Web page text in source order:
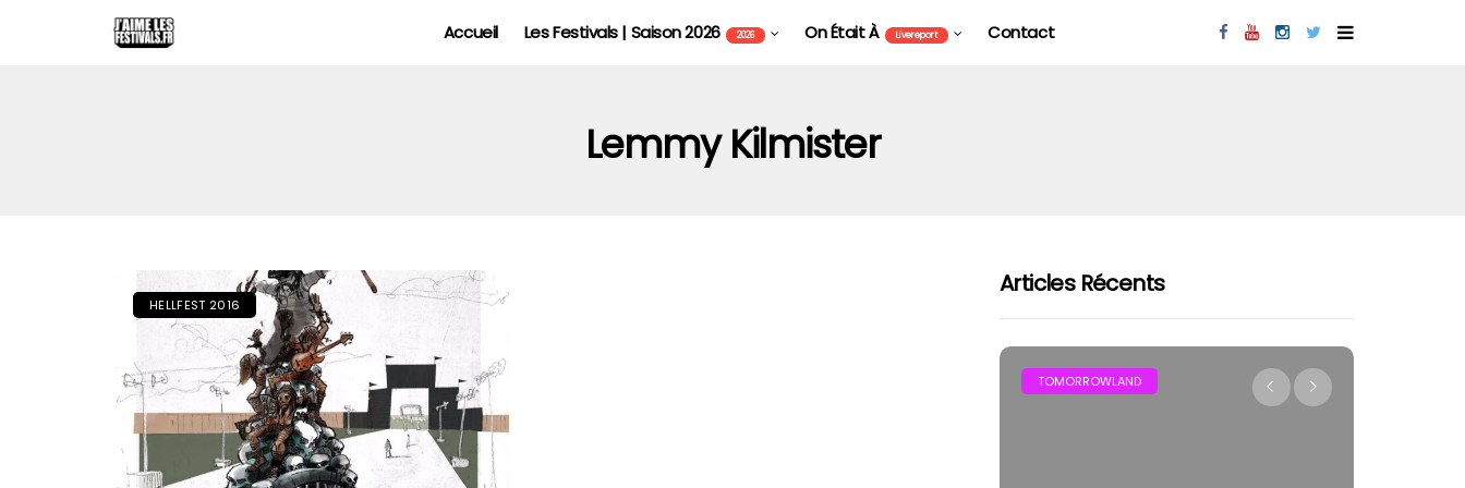
Accueil Les Festivals | Saison 2026 2026 On Était À Livereport Contact
Lemmy Kilmister
HELLFEST 2016
Articles Récents
TOMORROWLAND